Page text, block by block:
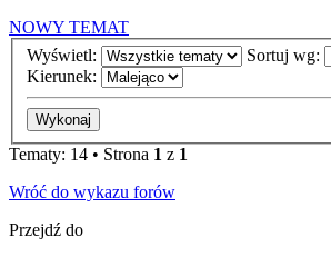
NOWY TEMAT
Wyświetl:
Sortuj wg:
Kierunek:
Tematy: 14 • Strona 1 z 1
Wróć do wykazu forów
Przejdź do